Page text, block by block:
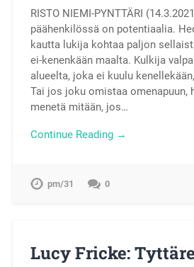
RISTO NIEMI-PYNTTÄRI
päähenkilössä on potentiaalia.
kautta lukija kohtaa paljon
ei-kenenkään maalta. Kulkija
alueelta, joka ei kuulu
Tai jos joku omistaa omenapuun,
menetä mitään, jos…
Continue Reading →
pm/31 0
Lucy Fricke: